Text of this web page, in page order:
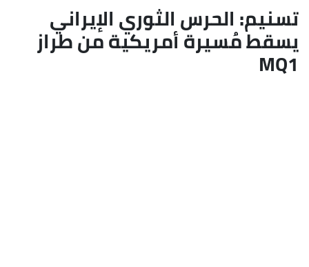
تسنيم: الحرس الثوري الإيراني
يسقط مُسيرة أمريكية من طراز
MQ1